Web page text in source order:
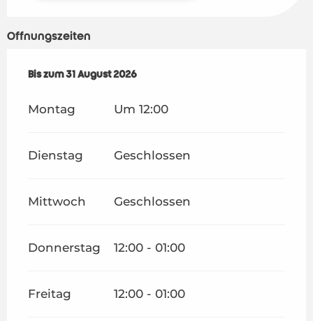
Öffnungszeiten
vom1 Juli 2026bis zum
Bis zum31 August 2026
Montag Um 12:00
Dienstag Geschlossen
Mittwoch Geschlossen
Donnerstag 12:00 - 01:00
Freitag 12:00 - 01:00